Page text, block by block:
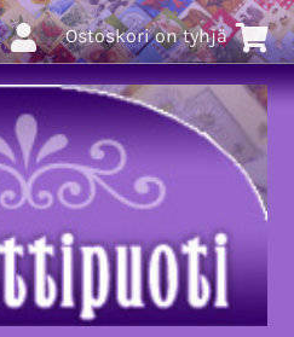
Ostoskori on tyhjä